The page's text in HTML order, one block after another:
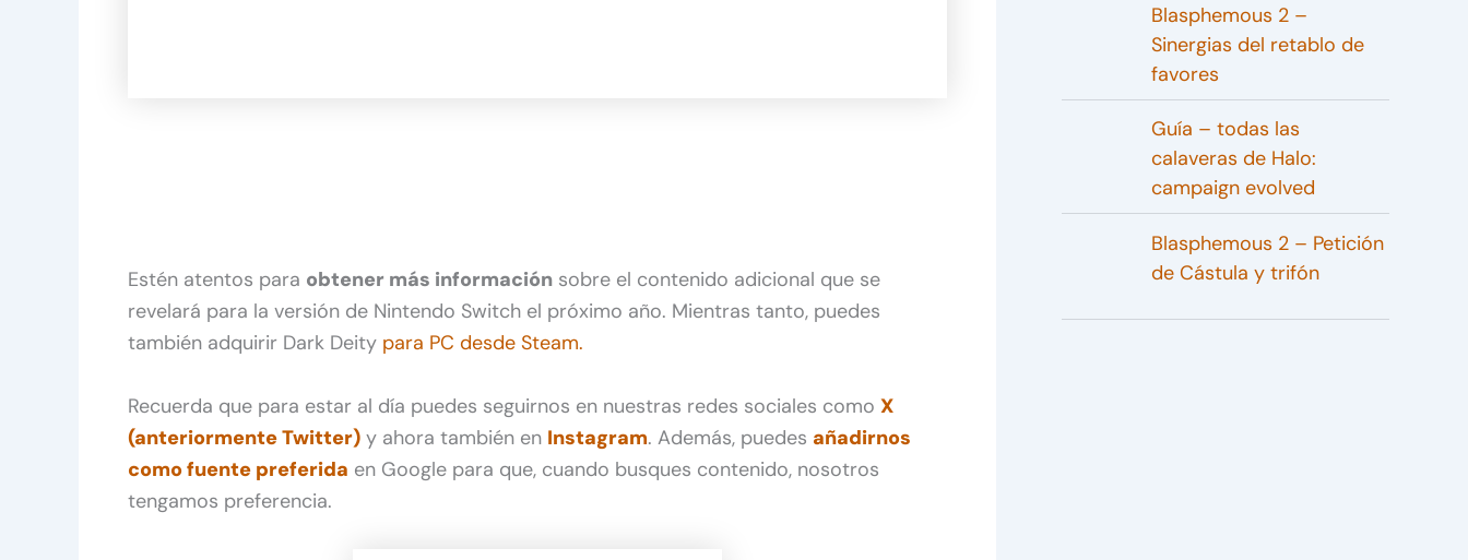
Estén atentos para obtener más información sobre el contenido adicional que se
revelará para la versión de Nintendo Switch el próximo año. Mientras tanto, puedes
también adquirir Dark Deity para PC desde Steam.
Recuerda que para estar al día puedes seguirnos en nuestras redes sociales como X
(anteriormente Twitter) y ahora también en Instagram. Además, puedes añadirnos
como fuente preferida en Google para que, cuando busques contenido, nosotros
tengamos preferencia.
Blasphemous 2 –
Sinergias del retablo de
favores
Guía – todas las
calaveras de Halo:
campaign evolved
Blasphemous 2 – Petición
de Cástula y trifón